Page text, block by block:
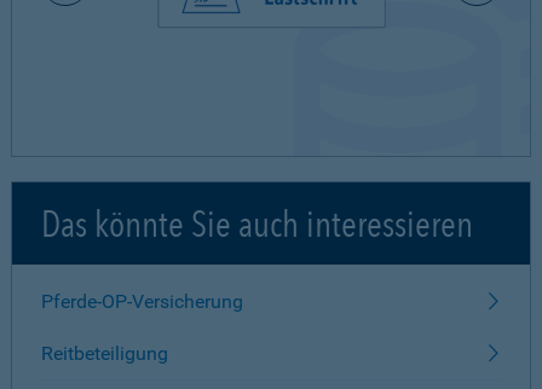
Das könnte Sie auch interessieren
Pferde-OP-Versicherung
Reitbeteiligung